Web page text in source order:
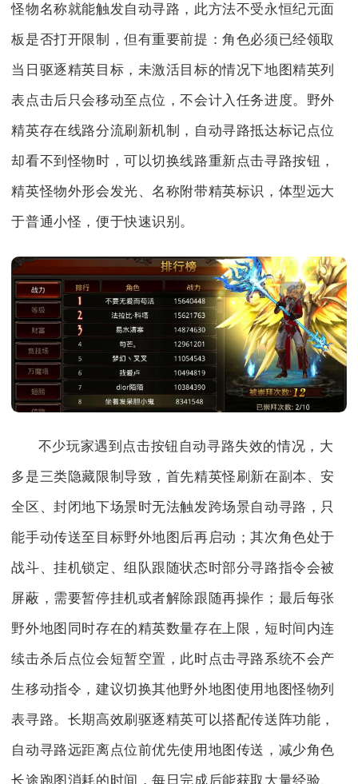
怪物名称就能触发自动寻路，此方法不受永恒纪元面
板是否打开限制，但有重要前提：角色必须已经领取
当日驱逐精英目标，未激活目标的情况下地图精英列
表点击后只会移动至点位，不会计入任务进度。野外
精英存在线路分流刷新机制，自动寻路抵达标记点位
却看不到怪物时，可以切换线路重新点击寻路按钮，
精英怪物外形会发光、名称附带精英标识，体型远大
于普通小怪，便于快速识别。
不少玩家遇到点击按钮自动寻路失效的情况，大
多是三类隐藏限制导致，首先精英怪刷新在副本、安
全区、封闭地下场景时无法触发跨场景自动寻路，只
能手动传送至目标野外地图后再启动；其次角色处于
战斗、挂机锁定、组队跟随状态时部分寻路指令会被
屏蔽，需要暂停挂机或者解除跟随再操作；最后每张
野外地图同时存在的精英数量存在上限，短时间内连
续击杀后点位会短暂空置，此时点击寻路系统不会产
生移动指令，建议切换其他野外地图使用地图怪物列
表寻路。长期高效刷驱逐精英可以搭配传送阵功能，
自动寻路远距离点位前优先使用地图传送，减少角色
长途跑图消耗的时间，每日完成后能获取大量经验、